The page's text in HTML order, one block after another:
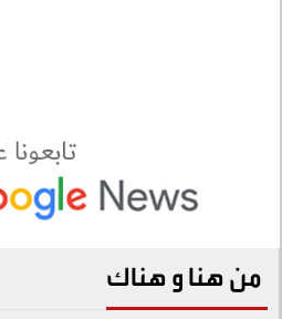
من هنا و هناك